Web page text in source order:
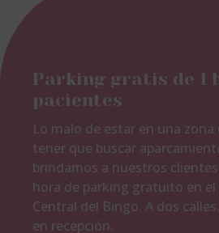
Parking gratis de 1
pacientes
Lo malo de estar en una zona
tener que buscar
brindamos a nuestros
hora de parking gratuito en el
Central del Bingo. A dos
en recepción.